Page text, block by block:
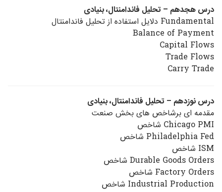
درس هجدهم – تحلیل فاندامنتال، بنیادی
Fundamental دلایل استفاده از تحلیل فاندامنتال
Balance of Payment
Capital Flows
Trade Flows
Carry Trade
درس نوزدهم – تحلیل فاندامنتال، بنیادی
مقدمه ای برشاخص های بخش صنعت
Chicago PMI شاخص
Philadelphia Fed شاخص
ISM شاخص
Durable Goods Orders شاخص
Factory Orders شاخص
Industrial Production شاخص